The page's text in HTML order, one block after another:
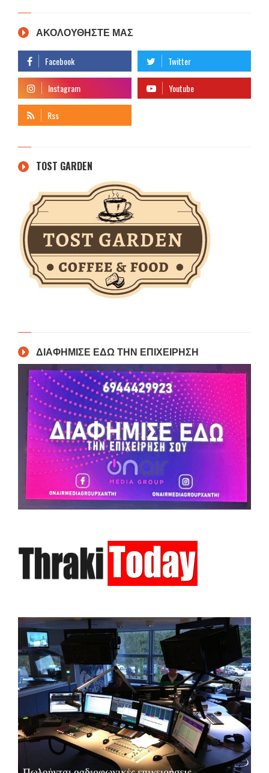
ΑΚΟΛΟΥΘΗΣΤΕ ΜΑΣ
TOST GARDEN
ΔΙΑΦΗΜΙΣΕ ΕΔΩ ΤΗΝ ΕΠΙΧΕΙΡΗΣΗ